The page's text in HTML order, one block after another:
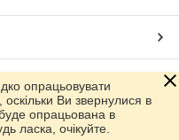
Prom.ua
опрацьовувати
Ви звернулися в
опрацьована в
ласка, очікуйте.